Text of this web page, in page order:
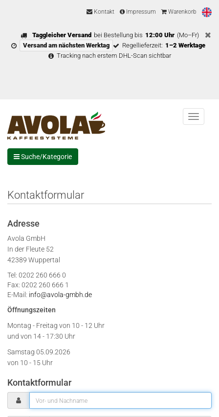
Kontakt Impressum Warenkorb
Taggleicher Versand bei Bestellung bis 12:00 Uhr (Mo–Fr)
Versand am nächsten Werktag
Regellieferzeit: 1–2 Werktage
Tracking nach erstem DHL-Scan sichtbar
Menu
Suche/Kategorie
Kontaktformular
Adresse
Avola GmbH
In der Fleute 52
42389 Wuppertal
Tel: 0202 260 666 0
Fax: 0202 260 666 1
E-Mail: info@avola-gmbh.de
Öffnungszeiten
Montag - Freitag von 10 - 12 Uhr
und von 14 - 17:30 Uhr
Samstag 05.09.2026
von 10 - 15 Uhr
Kontaktformular